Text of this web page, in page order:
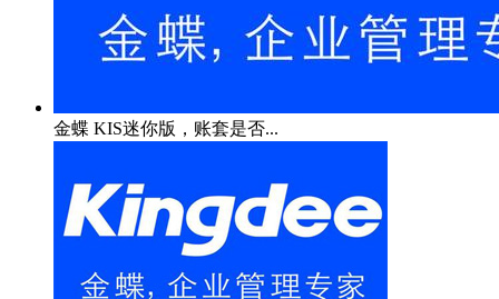
金蝶 KIS迷你版，账套是否...